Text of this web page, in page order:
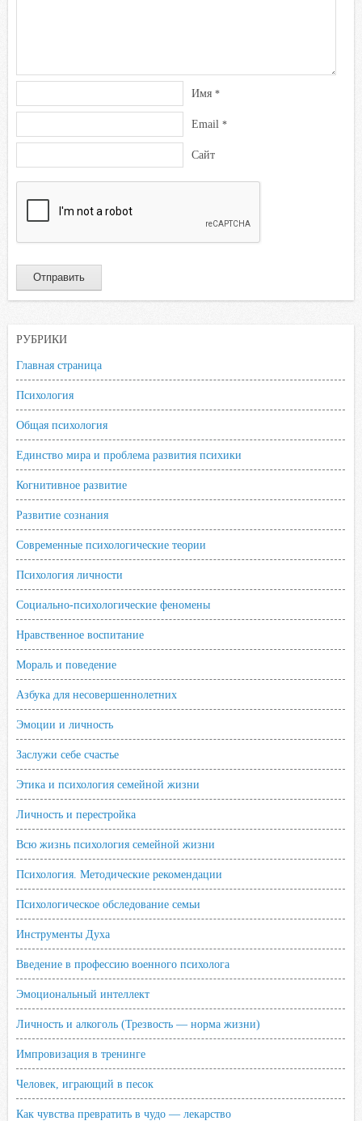
Имя *
Email *
Сайт
РУБРИКИ
Главная страница
Психология
Общая психология
Единство мира и проблема развития психики
Когнитивное развитие
Развитие сознания
Современные психологические теории
Психология личности
Социально-психологические феномены
Нравственное воспитание
Мораль и поведение
Азбука для несовершеннолетних
Эмоции и личность
Заслужи себе счастье
Этика и психология семейной жизни
Личность и перестройка
Всю жизнь психология семейной жизни
Психология. Методические рекомендации
Психологическое обследование семьи
Инструменты Духа
Введение в профессию военного психолога
Эмоциональный интеллект
Личность и алкоголь (Трезвость — норма жизни)
Импровизация в тренинге
Человек, играющий в песок
Как чувства превратить в чудо — лекарство